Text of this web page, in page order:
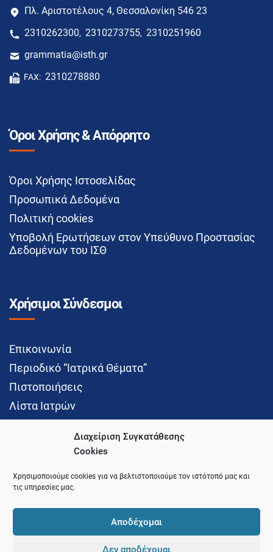
Διαχείριση Συγκατάθεσης
Cookies
Χρησιμοποιούμε cookies για να βελτιστοποιούμε τον ιστότοπό μας και
τις υπηρεσίες μας.
Αποδέχομαι
Δεν αποδέχομαι
Πλ. Αριστοτέλους 4, Θεσσαλονίκη 546 23
2310262300, 2310273755, 2310251960
grammatia@isth.gr
FAX: 2310278880
Όροι Χρήσης & Απόρρητο
Όροι Χρήσης Ιστοσελίδας
Προσωπικά Δεδομένα
Πολιτική cookies
Υποβολή Ερωτήσεων στον Υπεύθυνο Προστασίας
Δεδομένων του ΙΣΘ
Χρήσιμοι Σύνδεσμοι
Επικοινωνία
Περιοδικό “Ιατρικά Θέματα”
Πιστοποιήσεις
Λίστα Ιατρών
Social Media